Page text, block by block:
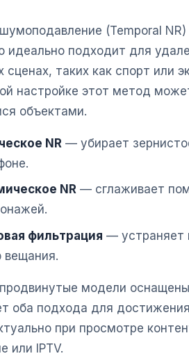
(Temporal
идеально подходит для
сценах, таких как спорт или
настройке этот метод
объектами.
NR — убирает
NR — сглаживает
фильтрация — устраняет
вещания.
модели
оба подхода для
при просмотре
или IPTV.